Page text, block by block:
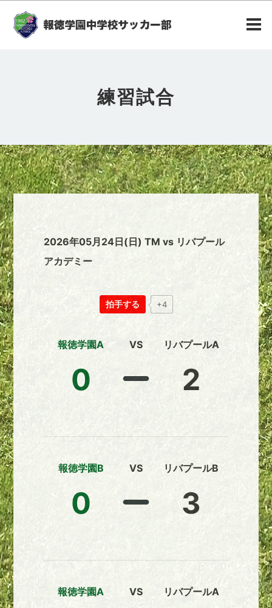
練習試合
2026年05月24日(日) TM vs リバプール
アカデミー
拍手する +4
報徳学園A
0
VS リバプールA
2
報徳学園B
0
VS リバプールB
3
報徳学園A VS リバプールA